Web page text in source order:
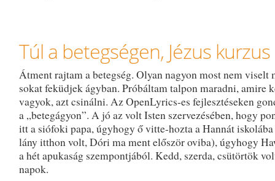
Túl a betegségen, Jézus
Átment rajtam a betegség. Olyan nagyon most nem viselt
sokat feküdjek ágyban. Próbáltam talpon maradni, amire
vagyok, azt csinálni. Az OpenLyrics-es fejlesztéseken
a „betegágyon”. A jó az volt Isten szervezésében, hogy
itt a siófoki papa, úgyhogy ő vitte-hozta a Hannát
lány itthon volt, Dóri ma ment először oviba), úgyhogy
a hét apukaság szempontjából. Kedd, szerda, csütörtök
napok.